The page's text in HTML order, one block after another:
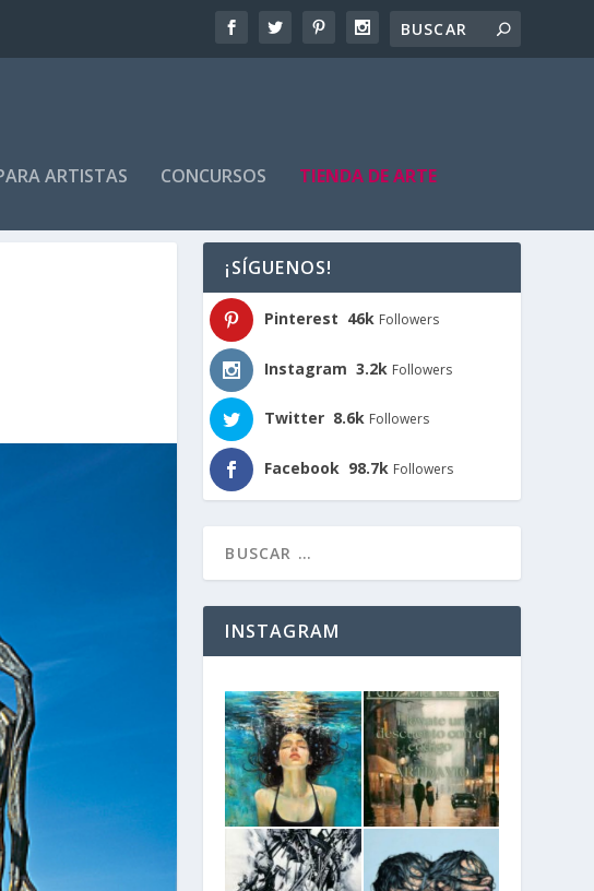
ARTISTAS CONCURSOS TIENDA DE ARTE
¡SÍGUENOS!
Pinterest 46k Followers
Instagram 3.2k Followers
Twitter 8.6k Followers
Facebook 98.7k Followers
INSTAGRAM